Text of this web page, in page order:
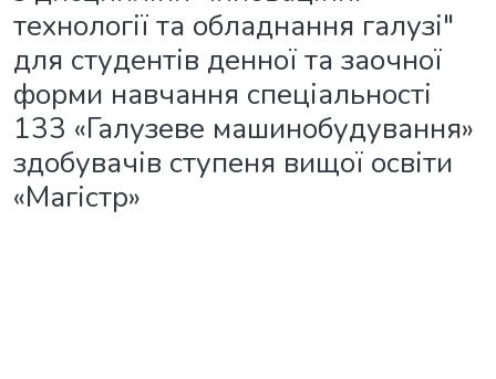
технології та обладнання галузі"
для студентів денної та заочної
форми навчання спеціальності
133 «Галузеве машинобудування»
здобувачів ступеня вищої освіти
«Магістр»